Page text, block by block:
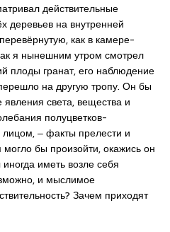
действительные
деревьев на внутренней
как в камере-
я нынешним утром смотрел
плоды гранат, его наблюдение
на другую тропу. Он бы
света, вещества и
полуцветков-
‒ факты прелести и
бы произойти, окажись он
иметь возле себя
и мыслимое
Зачем приходят